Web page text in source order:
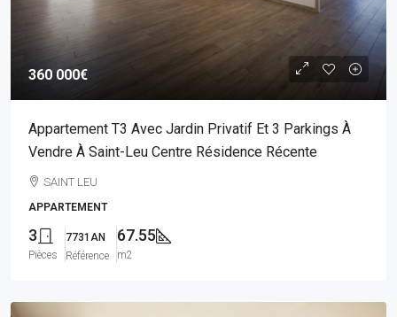
360 000€
Appartement T3 Avec Jardin Privatif Et 3 Parkings À
Vendre À Saint-Leu Centre Résidence Récente
SAINT LEU
APPARTEMENT
3
Pièces
7731AN
Référence
67.55
m2